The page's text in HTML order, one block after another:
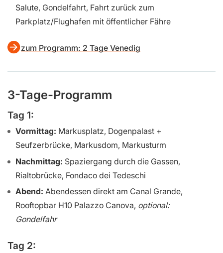
Salute, Gondelfahrt, Fahrt zurück zum
Parkplatz/Flughafen mit öffentlicher Fähre
zum Programm: 2 Tage Venedig
3-Tage-Programm
Tag 1:
Vormittag: Markusplatz, Dogenpalast +
Seufzerbrücke, Markusdom, Markusturm
Nachmittag: Spaziergang durch die Gassen,
Rialtobrücke, Fondaco dei Tedeschi
Abend: Abendessen direkt am Canal Grande,
Rooftopbar H10 Palazzo Canova, optional:
Gondelfahr
Tag 2: